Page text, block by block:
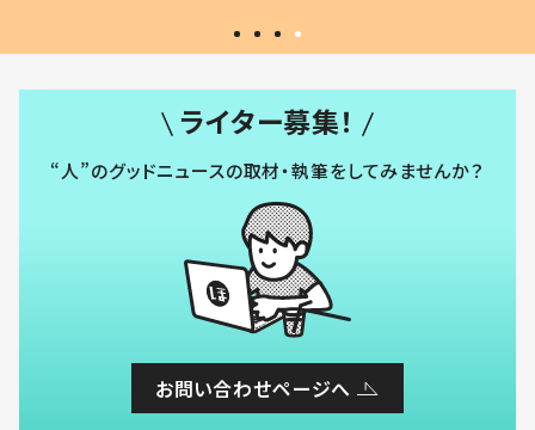
ライター募集！
“人”のグッドニュースの取材・執筆をしてみませんか？
お問い合わせページへ